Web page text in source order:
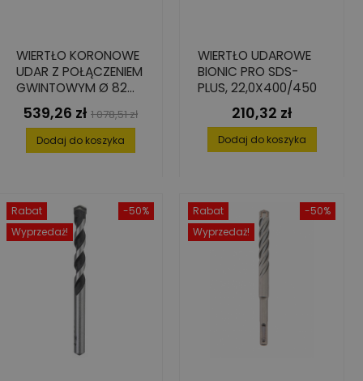
WIERTŁO KORONOWE
UDAR Z POŁĄCZENIEM
GWINTOWYM Ø 82
MM
Cena
539,26 zł Cena
podstawowa
1 078,51 zł
Dodaj do koszyka
WIERTŁO UDAROWE
BIONIC PRO SDS-
PLUS, 22,0X400/450
Cena
210,32 zł
Dodaj do koszyka
-50%
Rabat
Wyprzedaż!
-50%
Rabat
Wyprzedaż!